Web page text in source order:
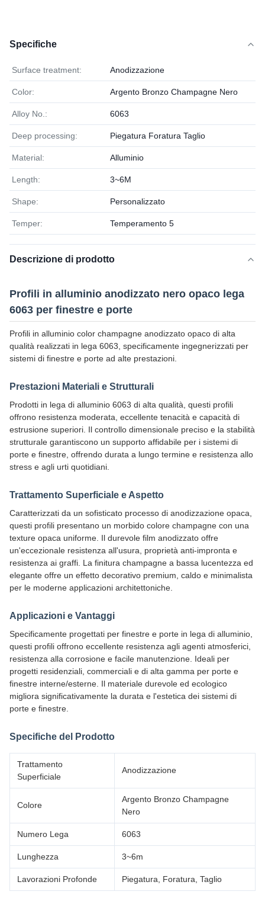
Specifiche
Surface treatment: Anodizzazione
Color: Argento Bronzo Champagne Nero
Alloy No.: 6063
Deep processing: Piegatura Foratura Taglio
Material: Alluminio
Length: 3~6M
Shape: Personalizzato
Temper: Temperamento 5
Descrizione di prodotto
Profili in alluminio anodizzato nero opaco lega
6063 per finestre e porte
Profili in alluminio color champagne anodizzato opaco di alta
qualità realizzati in lega 6063, specificamente ingegnerizzati per
sistemi di finestre e porte ad alte prestazioni.
Prestazioni Materiali e Strutturali
Prodotti in lega di alluminio 6063 di alta qualità, questi profili
offrono resistenza moderata, eccellente tenacità e capacità di
estrusione superiori. Il controllo dimensionale preciso e la stabilità
strutturale garantiscono un supporto affidabile per i sistemi di
porte e finestre, offrendo durata a lungo termine e resistenza allo
stress e agli urti quotidiani.
Trattamento Superficiale e Aspetto
Caratterizzati da un sofisticato processo di anodizzazione opaca,
questi profili presentano un morbido colore champagne con una
texture opaca uniforme. Il durevole film anodizzato offre
un'eccezionale resistenza all'usura, proprietà anti-impronta e
resistenza ai graffi. La finitura champagne a bassa lucentezza ed
elegante offre un effetto decorativo premium, caldo e minimalista
per le moderne applicazioni architettoniche.
Applicazioni e Vantaggi
Specificamente progettati per finestre e porte in lega di alluminio,
questi profili offrono eccellente resistenza agli agenti atmosferici,
resistenza alla corrosione e facile manutenzione. Ideali per
progetti residenziali, commerciali e di alta gamma per porte e
finestre interne/esterne. Il materiale durevole ed ecologico
migliora significativamente la durata e l'estetica dei sistemi di
porte e finestre.
Specifiche del Prodotto
Trattamento
Superficiale
Anodizzazione
Colore
Argento Bronzo Champagne
Nero
Numero Lega 6063
Lunghezza 3~6m
Lavorazioni Profonde Piegatura, Foratura, Taglio